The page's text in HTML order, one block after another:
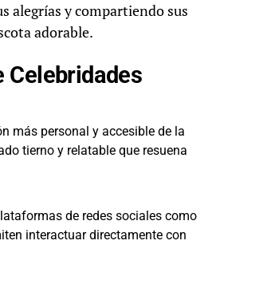
alegrías y compartiendo sus
adorable.
Celebridades
más personal y accesible de la
tierno y relatable que resuena
de redes sociales como
interactuar directamente con